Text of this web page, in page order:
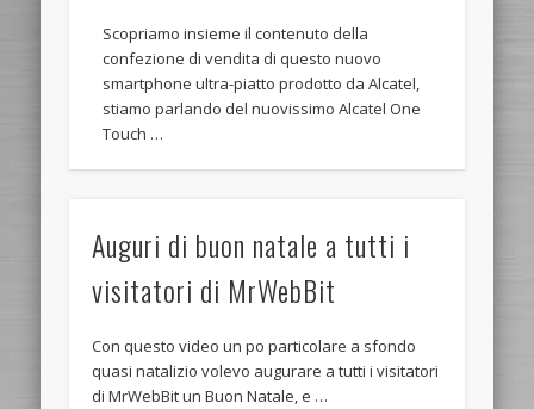
Scopriamo insieme il contenuto della
confezione di vendita di questo nuovo
smartphone ultra-piatto prodotto da Alcatel,
stiamo parlando del nuovissimo Alcatel One
Touch …
Auguri di buon natale a tutti i
visitatori di MrWebBit
Con questo video un po particolare a sfondo
quasi natalizio volevo augurare a tutti i visitatori
di MrWebBit un Buon Natale, e …